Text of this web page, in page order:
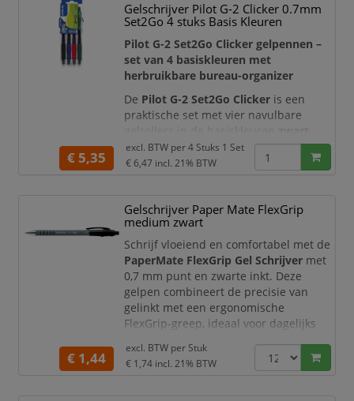
gelroller is ideaal voor kleurcodering,
notities, planningen, bullet journals en
creatief schri
Gelschrijver Pilot G-2 Clicker 0.7mm
Set2Go 4 stuks Basis Kleuren
Pilot G-2 Set2Go Clicker gelpennen –
set van 4 basiskleuren met
herbruikbare bureau-organizer
De Pilot G-2 Set2Go Clicker is een
praktische set met vier navulbare
blauw, rood en groen. De bekende
Pilot G-2-pennen combineren soepel
drukknopmechanisme. De
meegeleverde Set2Go-verpakking
gebruikt u onderweg als
beschermende houder en op uw werkp
€ 5,35
excl. BTW per4 Stuks 1 Set
€ 6,47 incl. 21% BTW
Gelschrijver Paper Mate FlexGrip
medium zwart
Schrijf vloeiend en comfortabel met de
PaperMate FlexGrip Gel Schrijver met
0,7 mm punt en zwarte inkt. Deze
gelpen combineert de precisie van
gelinkt met een ergonomische
FlexGrip-greep, ideaal voor dagelijks
Productomschrijving
€ 1,44
excl. BTW per Stuk
€ 1,74 incl. 21% BTW